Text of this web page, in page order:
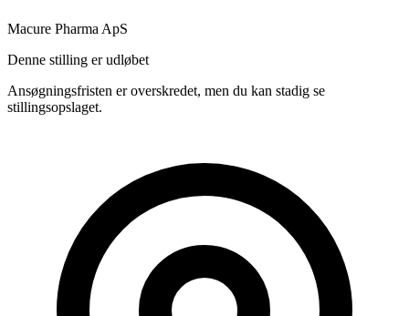
Macure Pharma ApS
Denne stilling er udløbet
Ansøgningsfristen er overskredet, men du kan stadig se
stillingsopslaget.